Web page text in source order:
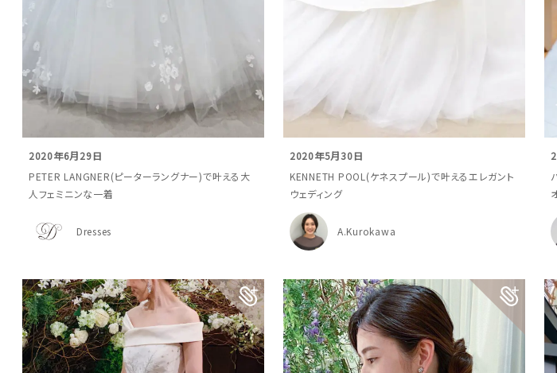
2020年6月29日
PETER LANGNER(ピーターラングナー)で叶える大
人フェミニンな一着
Dresses
2020年5月30日
KENNETH POOL(ケネスプール)で叶えるエレガント
ウェディング
A.Kurokawa